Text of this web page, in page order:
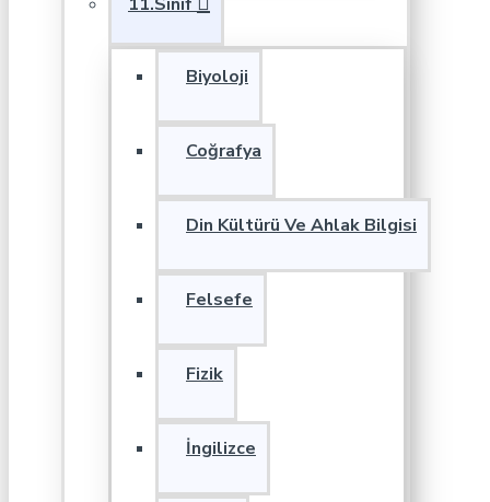
Biyoloji
Coğrafya
Din Kültürü Ve Ahlak Bilgisi
Felsefe
Fizik
İngilizce